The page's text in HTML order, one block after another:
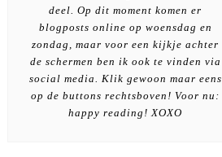
deel. Op dit moment komen er
blogposts online op woensdag en
zondag, maar voor een kijkje achter
de schermen ben ik ook te vinden via
social media. Klik gewoon maar eens
op de buttons rechtsboven! Voor nu:
happy reading! XOXO